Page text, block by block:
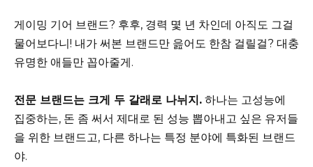
게이밍 기어 브랜드? 후후, 경력 몇 년 차인데 아직도 그걸
물어보다니! 내가 써본 브랜드만 읊어도 한참 걸릴걸? 대충
유명한 애들만 꼽아줄게.
전문 브랜드는 크게 두 갈래로 나뉘지. 하나는 고성능에
집중하는, 돈 좀 써서 제대로 된 성능 뽑아내고 싶은 유저들
을 위한 브랜드고, 다른 하나는 특정 분야에 특화된 브랜드
야.